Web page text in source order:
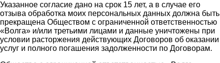
Указанное согласие дано на срок 15 лет, а в случае его
отзыва обработка моих персональных данных должна быть
прекращена Обществом с ограниченной ответственностью
«Волга» и/или третьими лицами и данные уничтожены при
условии расторжения действующих Договоров об оказании
услуг и полного погашения задолженности по Договорам.